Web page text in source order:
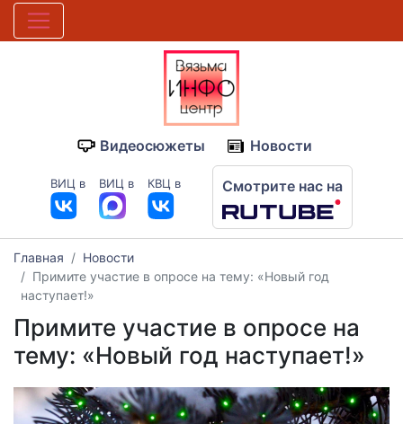
Видеосюжеты Новости
ВИЦ в ВИЦ в КВЦ в Смотрите нас на
Главная
Новости
Примите участие в опросе на тему: «Новый год
наступает!»
Примите участие в опросе на
тему: «Новый год наступает!»